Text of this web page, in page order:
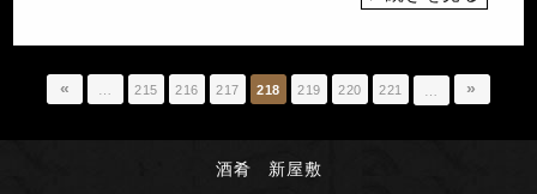
« 215 216 217 218 219 220 221 »
酒肴 新屋敷